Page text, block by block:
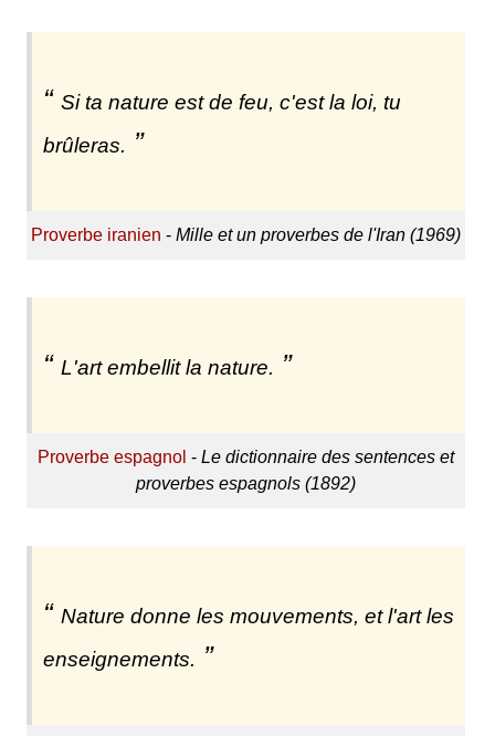
Si ta nature est de feu, c'est la loi, tu
brûleras.
Proverbe iranien - Mille et un proverbes de l'Iran (1969)
L'art embellit la nature.
Proverbe espagnol - Le dictionnaire des sentences et
proverbes espagnols (1892)
Nature donne les mouvements, et l'art les
enseignements.